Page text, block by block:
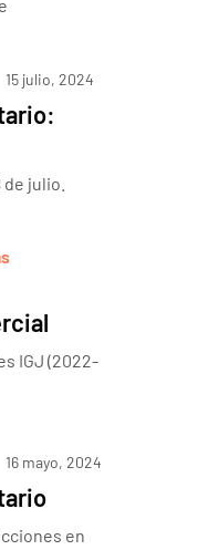
15 julio, 2024
julio.
IGJ (2022-
16 mayo, 2024
en